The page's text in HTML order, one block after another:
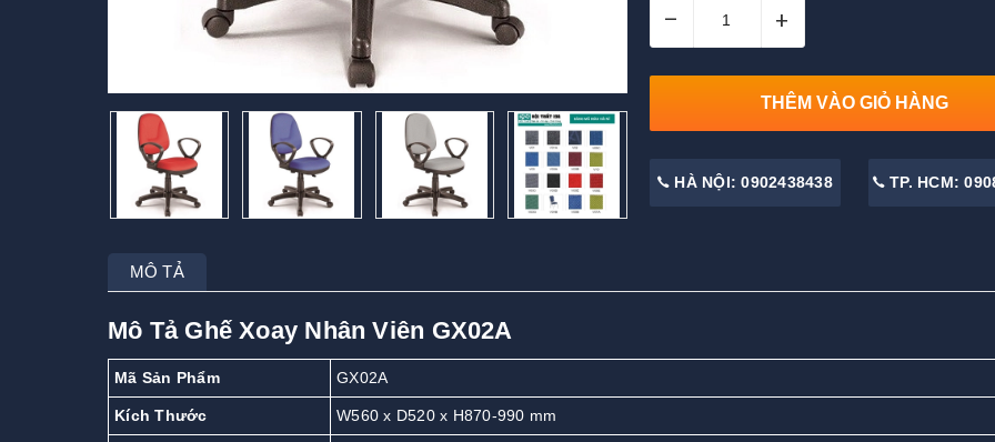
– +
THÊM VÀO GIỎ HÀNG
HÀ NỘI: 0902438438 TP. HCM:
MÔ TẢ
Mô Tả Ghế Xoay Nhân Viên GX02A
Mã Sản Phẩm GX02A
Kích Thước W560 x D520 x H870-990 mm